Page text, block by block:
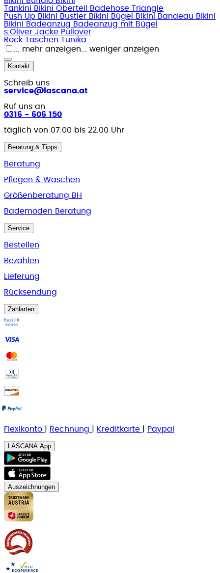
Tankini Bikini Oberteil Badehose Triangle
Push Up Bikini Bustier Bikini Bügel Bikini Bandeau Bikini
Bikini Badeanzug Badeanzug mit Bügel
s.Oliver Jacke Pullover
Rock Taschen Tunika
... mehr anzeigen ... weniger anzeigen
Kontakt
Schreib uns
service@lascana.at
Ruf uns an
0316 - 606 150
täglich von 07.00 bis 22.00 Uhr
Beratung & Tipps
Beratung
Pflegen & Waschen
Größenberatung BH
Bademoden Beratung
Service
Bestellen
Bezahlen
Lieferung
Rücksendung
Zahlarten
Flexikonto Rechnung Kreditkarte Paypal
LASCANA App
Auszeichnungen